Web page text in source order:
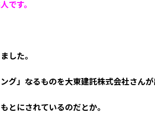
です。
した。
グ」なるものを大東建託株式会社さんが
とにされているのだとか。